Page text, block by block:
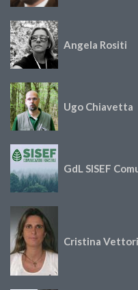
Angela Rositi
Ugo Chiavetta
GdL SISEF
Cristina Vettori